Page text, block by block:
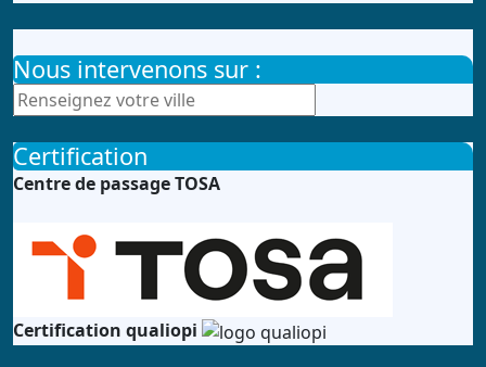
Nous intervenons sur :
Certification
Centre de passage TOSA
Certification qualiopi